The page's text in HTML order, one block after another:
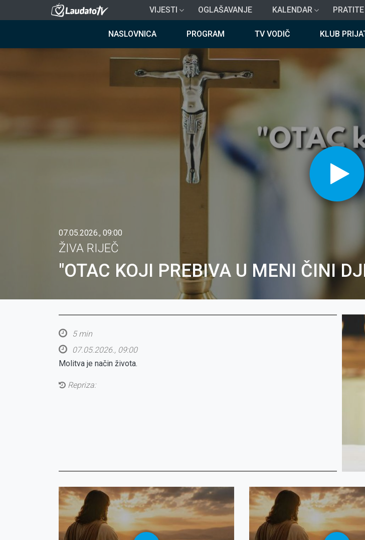
na
VIJESTI OGLAŠAVANJE KALENDAR
NASLOVNICA PROGRAM TV VODIČ KLUB
07.05.2026., 09:00
ŽIVA RIJEČ
"OTAC KOJI PREBIVA U MENI ČINI
5 min
07.05.2026., 09:00
Molitva je način života.
Repriza: